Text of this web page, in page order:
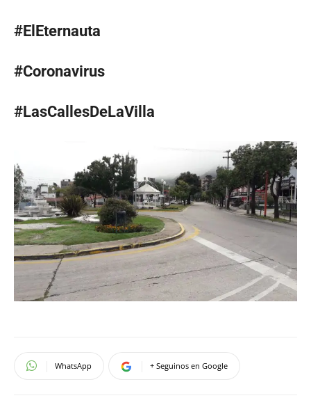
#ElEternauta
#Coronavirus
#LasCallesDeLaVilla
WhatsApp + Seguinos en Google